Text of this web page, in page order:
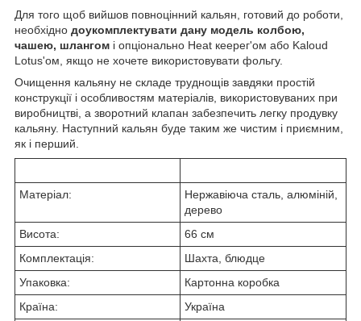
Для того щоб вийшов повноцінний кальян, готовий до роботи,
необхідно доукомплектувати дану модель колбою,
чашею, шлангом і опціонально Heat кеерег'ом або Kaloud
Lotus'ом, якщо не хочете використовувати фольгу.
Очищення кальяну не складе труднощів завдяки простій
конструкції і особливостям матеріалів, використовуваних при
виробництві, а зворотний клапан забезпечить легку продувку
кальяну. Наступний кальян буде таким же чистим і приємним,
як і перший.
Матеріал:
Нержавіюча сталь, алюміній,
дерево
Висота:
66 см
Комплектація:
Шахта, блюдце
Упаковка:
Картонна коробка
Країна:
Україна